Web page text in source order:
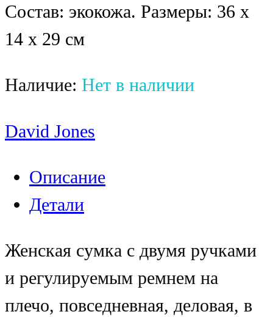
Состав: экокожа. Размеры: 36 x
14 x 29 см
Наличие: Нет в наличии
David Jones
Описание
Детали
Женская сумка с двумя ручками
и регулируемым ремнем на
плечо, повседневная, деловая, в